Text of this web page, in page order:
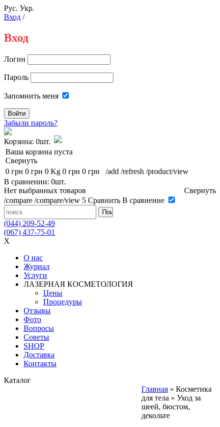
Рус. Укр.
Вход /
Вход
Логин
Пароль
Запомнить меня
Забыли пароль?
Корзина: 0шт.
Ваша корзина пуста
Свернуть
0 грн 0 грн 0 Kg 0 грн 0 грн /add /refresh /product/view
В сравнении: 0шт.
Нет выбранных товаров
Свернуть
/compare /compare/view 5 Сравнить В сравнение
(044) 209-52-49
(067) 437-75-01
X
О нас
Журнал
Услуги
ЛАЗЕРНАЯ КОСМЕТОЛОГИЯ
Цены
Процедуры
Отзывы
Фото
Вопросы
Советы
SHOP
Доставка
Контакты
Каталог
Главная » Косметика
для тела » Уход за
шеей, бюстом,
декольте